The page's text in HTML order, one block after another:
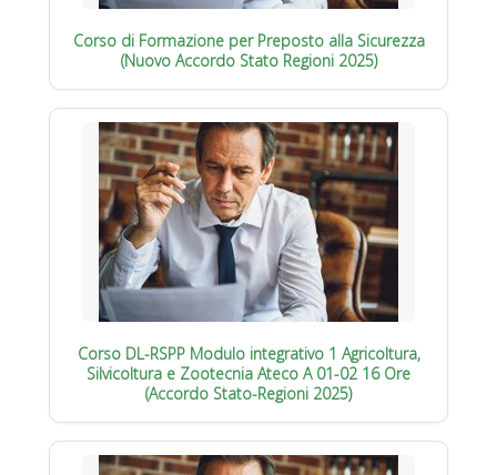
Corso di Formazione per Preposto alla Sicurezza
(Nuovo Accordo Stato Regioni 2025)
Corso DL-RSPP Modulo integrativo 1 Agricoltura,
Silvicoltura e Zootecnia Ateco A 01-02 16 Ore
(Accordo Stato-Regioni 2025)